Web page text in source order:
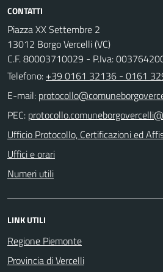
CONTATTI
Piazza XX Settembre 2
13012 Borgo Vercelli (VC)
C.F. 80003710029 - P.Iva:
Telefono: +39 0161 32136 - 0161
E-mail:
PEC:
Ufficio Protocollo, Certificazioni ed
Uffici e orari
Numeri utili
LINK UTILI
Regione Piemonte
Provincia di Vercelli